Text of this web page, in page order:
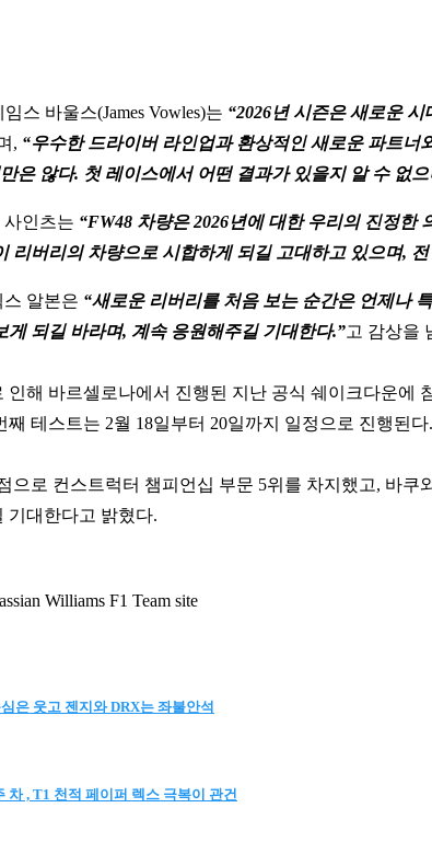
스 바울스(James Vowles)는 “2026년 시즌은 새로운
, “우수한 드라이버 라인업과 환상적인 새로운 파트
은 않다. 첫 레이스에서 어떤 결과가 있을지 알 수 없
인츠는 “FW48 차량은 2026년에 대한 우리의 진정
리버리의 차량으로 시합하게 되길 고대하고 있으며,
알본은 “새로운 리버리를 처음 보는 순간은 언제나
게 되길 바라며, 계속 응원해주길 기대한다.”고 감상을
인해 바르셀로나에서 진행된 지난 공식 쉐이크다운에
째 테스트는 2월 18일부터 20일까지 일정으로 진행된다.
으로 컨스트럭터 챔피언십 부문 5위를 차지했고, 바
기대한다고 밝혔다.
Williams F1 Team site
은 웃고 젠지와 DRX는 좌불안석
차 , T1 천적 페이퍼 렉스 극복이 관건